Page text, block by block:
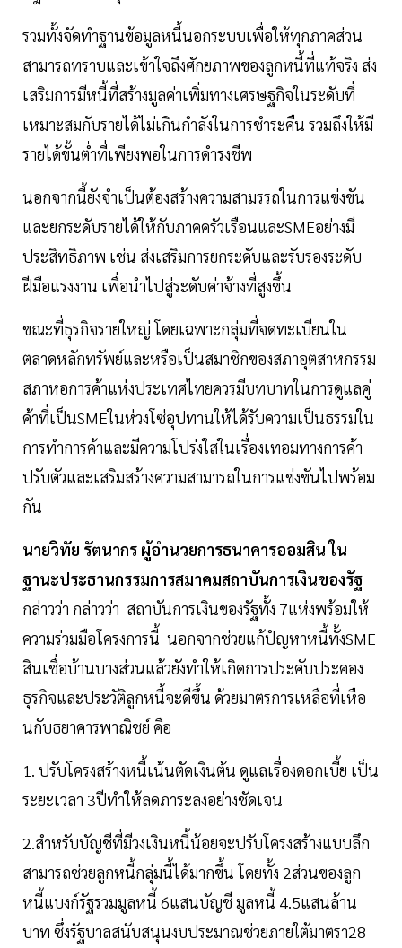
รวมทั้งจัดทำฐานข้อมูลหนี้นอกระบบเพื่อให้ทุกภาคส่วน
สามารถทราบและเข้าใจถึงศักยภาพของลูกหนี้ที่แท้จริง ส่ง
เสริมการมีหนี้ที่สร้างมูลค่าเพิ่มทางเศรษฐกิจในระดับที่
เหมาะสมกับรายได้ไม่เกินกำลังในการชำระคืน รวมถึงให้มี
รายได้ขั้นต่ำที่เพียงพอในการดำรงชีพ
นอกจากนี้ยังจำเป็นต้องสร้างความสามรรถในการแข่งขัน
และยกระดับรายได้ให้กับภาคครัวเรือนและSMEอย่างมี
ประสิทธิภาพ เช่น ส่งเสริมการยกระดับและรับรองระดับ
ฝีมือแรงงาน เพื่อนำไปสู่ระดับค่าจ้างที่สูงขึ้น
ขณะที่ธุรกิจรายใหญ่ โดยเฉพาะกลุ่มที่จดทะเบียนใน
ตลาดหลักทรัพย์และหรือเป็นสมาชิกของสภาอุตสาหกรรม
สภาหอการค้าแห่งประเทศไทยควรมีบทบาทในการดูแลคู่
ค้าที่เป็นSMEในห่วงโซ่อุปทานให้ได้รับความเป็นธรรมใน
การทำการค้าและมีความโปร่งใสในเรื่องเทอมทางการค้า
ปรับตัวและเสริมสร้างความสามารถในการแข่งขันไปพร้อม
กัน
นายวิทัย รัตนากร ผู้อำนวยการธนาคารออมสิน ใน
ฐานะประธานกรรมการสมาคมสถาบันการเงินของรัฐ
กล่าวว่า กล่าวว่า สถาบันการเงินของรัฐทั้ง 7แห่งพร้อมให้
ความร่วมมือโครงการนี้ นอกจากช่วยแก้ปํญหาหนี้ทั้งSME
สินเชื่อบ้านบางส่วนแล้วยังทำให้เกิดการประคับประคอง
ธุรกิจและประวัติลูกหนี้จะดีขึ้น ด้วยมาตรการเหลือที่เหือ
นกับธยาคารพาณิชย์ คือ
1. ปรับโครงสร้างหนี้เน้นตัดเงินต้น ดูแลเรื่องดอกเบี้ย เป็น
ระยะเวลา 3ปีทำให้ลดภาระลงอย่างชัดเจน
2.สำหรับบัญชีที่มีวงเงินหนี้น้อยจะปรับโครงสร้างแบบลึก
สามารถช่วยลูกหนี้กลุ่มนี้ได้มากขึ้น โดยทั้ง 2ส่วนของลูก
หนี้แบงก์รัฐรวมมูลหนี้ 6แสนบัญชี มูลหนี้ 4.5แสนล้าน
บาท ซึ่งรัฐบาลสนับสนุนงบประมาณช่วยภายใต้มาตรา28